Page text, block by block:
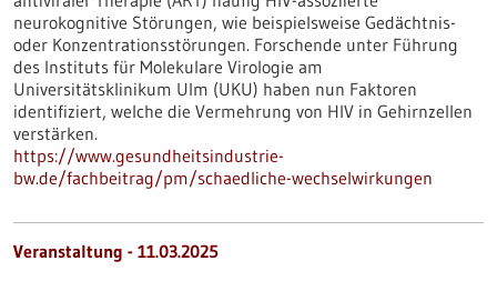
neurokognitive Störungen, wie beispielsweise Gedächtnis-​
oder Konzentrationsstörungen. Forschende unter Führung
des Instituts für Molekulare Virologie am
Universitätsklinikum Ulm (UKU) haben nun Faktoren
identifiziert, welche die Vermehrung von HIV in Gehirnzellen
verstärken.
https://www.gesundheitsindustrie-
bw.de/fachbeitrag/pm/schaedliche-wechselwirkungen
Veranstaltung - 11.03.2025